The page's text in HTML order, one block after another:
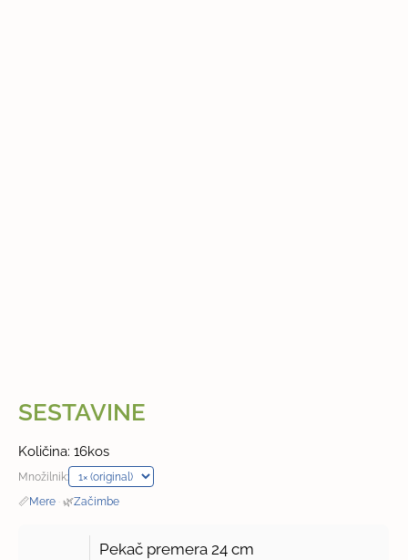
SESTAVINE
Količina: 16kos
Množilnik:
📏Mere · 🌿Začimbe
Pekač premera24 cm